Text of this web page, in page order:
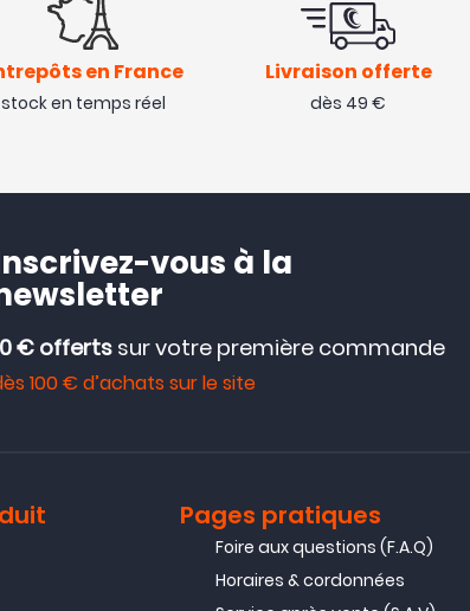
en France
stock en temps réel
Livraison offerte
dès 49 €
vous à la
€ offerts sur votre première commande
100 € d’achats sur le site
Pages pratiques
Foire aux questions (F.A.Q)
Horaires & cordonnées